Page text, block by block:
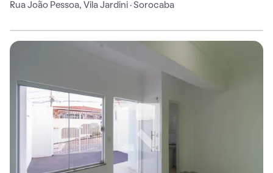
Rua João Pessoa, Vila Jardini · Sorocaba